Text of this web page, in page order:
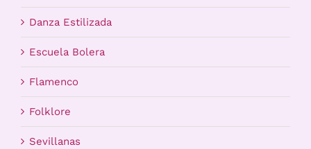
Danza Estilizada
Escuela Bolera
Flamenco
Folklore
Sevillanas